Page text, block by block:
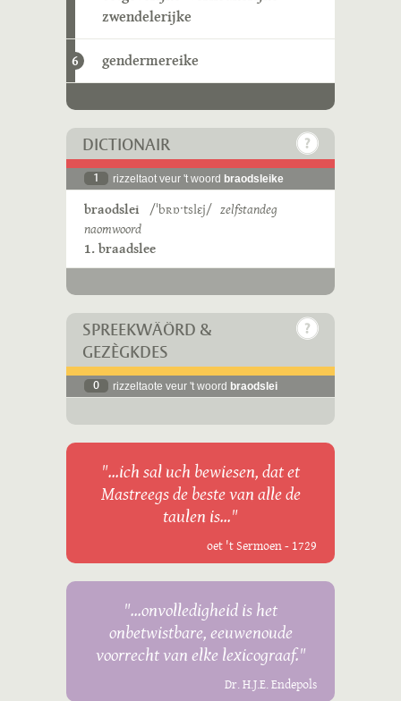
zwendelerijke
6 gendermereike
DICTIONAIR
1 rizzeltaot veur 't woord braodsleike
braodslei /ˈbʀɒˑtslɛj/ zelfstandeg
naomwoord
1. braadslee
SPREEKWÄÖRD &
GEZÈGKDES
0 rizzeltaote veur 't woord braodslei
"...ich sal uch bewiesen, dat et
Mastreegs de beste van alle de
taulen is..."
oet 't Sermoen - 1729
"...onvolledigheid is het
onbetwistbare, eeuwenoude
voorrecht van elke lexicograaf."
Dr. H.J.E. Endepols